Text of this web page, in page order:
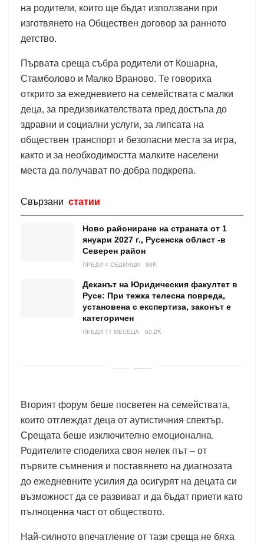
на родители, които ще бъдат използвани при
изготвянето на Обществен договор за ранното
детство.
Първата среща събра родители от Кошарна,
Стамболово и Малко Враново. Те говориха
открито за ежедневието на семействата с малки
деца, за предизвикателствата пред достъпа до
здравни и социални услуги, за липсата на
обществен транспорт и безопасни места за игра,
както и за необходимостта малките населени
места да получават по-добра подкрепа.
Свързани статии
Ново райониране на страната от 1
януари 2027 г., Русенска област -в
Северен район
ПРЕДИ 4 СЕДМИЦИ 90K
Деканът на Юридическия факултет в
Русе: При тежка телесна повреда,
установена с експертиза, законът е
категоричен
ПРЕДИ 11 МЕСЕЦА 60.2K
Вторият форум беше посветен на семействата,
които отглеждат деца от аутистичния спектър.
Срещата беше изключително емоционална.
Родителите споделиха своя нелек път – от
първите съмнения и поставянето на диагнозата
до ежедневните усилия да осигурят на децата си
възможност да се развиват и да бъдат приети като
пълноценна част от обществото.
Най-силното впечатление от тази среща не бяха